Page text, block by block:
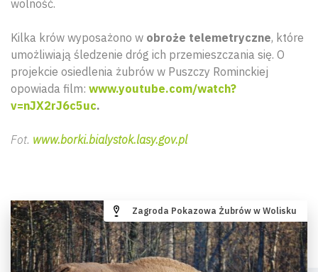
wolność.
Kilka krów wyposażono w obroże telemetryczne, które
umożliwiają śledzenie dróg ich przemieszczania się. O
projekcie osiedlenia żubrów w Puszczy Rominckiej
opowiada film: www.youtube.com/watch?
v=nJX2rJ6c5uc.
Fot. www.borki.bialystok.lasy.gov.pl
Zagroda Pokazowa Żubrów w Wolisku